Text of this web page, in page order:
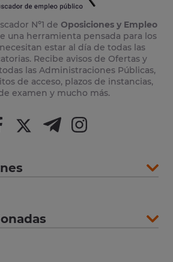
Nº1 de Oposiciones y Empleo
una herramienta pensada para los
estar al día de todas las
Recibe avisos de Ofertas y
las Administraciones Públicas,
de acceso, plazos de instancias,
examen y mucho más.